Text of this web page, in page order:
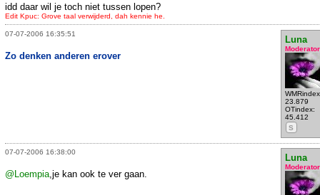
idd daar wil je toch niet tussen lopen?
Edit Kpuc: Grove taal verwijderd, dah kennie he.
07-07-2006 16:35:51
Luna
Moderator
23.879
OTindex:
45.412
S
Zo denken anderen erover
07-07-2006 16:38:00
Luna
Moderator
@Loempia,je kan ook te ver gaan.